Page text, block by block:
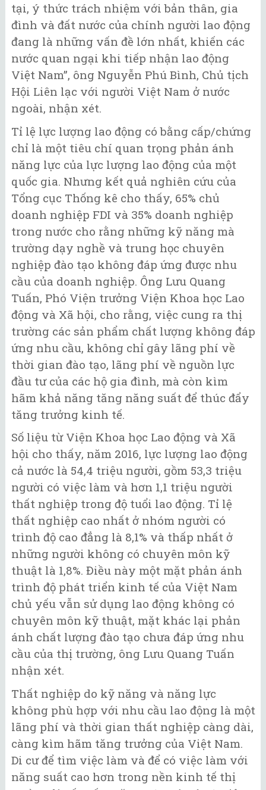
tại, ý thức trách nhiệm với bản thân, gia
đình và đất nước của chính người lao động
đang là những vấn đề lớn nhất, khiến các
nước quan ngại khi tiếp nhận lao động
Việt Nam”, ông Nguyễn Phú Bình, Chủ tịch
Hội Liên lạc với người Việt Nam ở nước
ngoài, nhận xét.
Tỉ lệ lực lượng lao động có bằng cấp/chứng
chỉ là một tiêu chí quan trọng phản ánh
năng lực của lực lượng lao động của một
quốc gia. Nhưng kết quả nghiên cứu của
Tổng cục Thống kê cho thấy, 65% chủ
doanh nghiệp FDI và 35% doanh nghiệp
trong nước cho rằng những kỹ năng mà
trường dạy nghề và trung học chuyên
nghiệp đào tạo không đáp ứng được nhu
cầu của doanh nghiệp. Ông Lưu Quang
Tuấn, Phó Viện trưởng Viện Khoa học Lao
động và Xã hội, cho rằng, việc cung ra thị
trường các sản phẩm chất lượng không đáp
ứng nhu cầu, không chỉ gây lãng phí về
thời gian đào tạo, lãng phí về nguồn lực
đầu tư của các hộ gia đình, mà còn kìm
hãm khả năng tăng năng suất để thúc đẩy
tăng trưởng kinh tế.
Số liệu từ Viện Khoa học Lao động và Xã
hội cho thấy, năm 2016, lực lượng lao động
cả nước là 54,4 triệu người, gồm 53,3 triệu
người có việc làm và hơn 1,1 triệu người
thất nghiệp trong độ tuổi lao động. Tỉ lệ
thất nghiệp cao nhất ở nhóm người có
trình độ cao đẳng là 8,1% và thấp nhất ở
những người không có chuyên môn kỹ
thuật là 1,8%. Điều này một mặt phản ánh
trình độ phát triển kinh tế của Việt Nam
chủ yếu vẫn sử dụng lao động không có
chuyên môn kỹ thuật, mặt khác lại phản
ánh chất lượng đào tạo chưa đáp ứng nhu
cầu của thị trường, ông Lưu Quang Tuấn
nhận xét.
Thất nghiệp do kỹ năng và năng lực
không phù hợp với nhu cầu lao động là một
lãng phí và thời gian thất nghiệp càng dài,
càng kìm hãm tăng trưởng của Việt Nam.
Di cư để tìm việc làm và để có việc làm với
năng suất cao hơn trong nền kinh tế thị